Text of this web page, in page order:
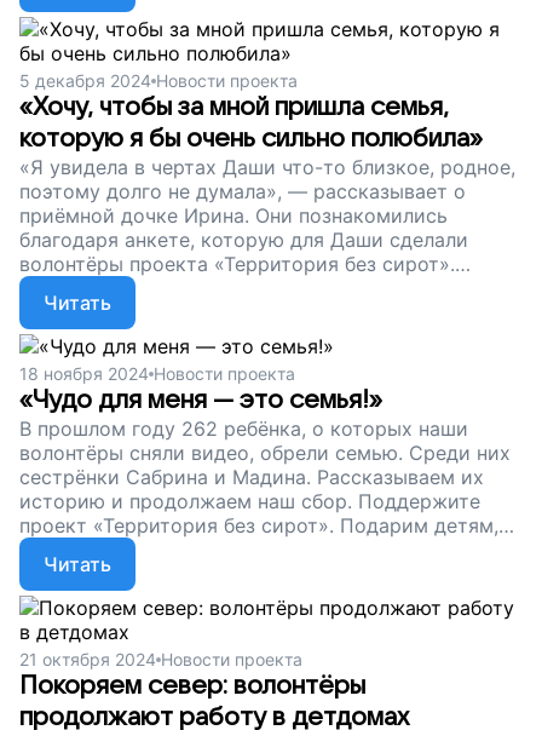
5 декабря 2024 Новости проекта
«Хочу, чтобы за мной пришла семья,
которую я бы очень сильно полюбила»
«Я увидела в чертах Даши что-то близкое, родное,
поэтому долго не думала», — рассказывает о
приёмной дочке Ирина. Они познакомились
благодаря анкете, которую для Даши сделали
волонтёры проекта «Территория без сирот».
Сейчас девочка уже дома. Друзья, поддержите
нашу команду. Пусть волонтёры продолжают
ездить по детским домам. Пусть дети и родители
находят друг друга!
Читать
18 ноября 2024 Новости проекта
«Чудо для меня — это семья!»
В прошлом году 262 ребёнка, о которых наши
волонтёры сняли видео, обрели семью. Среди них
сестрёнки Сабрина и Мадина. Рассказываем их
историю и продолжаем наш сбор. Поддержите
проект «Территория без сирот». Подарим детям,
которые растут без родителей, шанс на
счастливое будущее!
Читать
21 октября 2024 Новости проекта
Покоряем север: волонтёры
продолжают работу в детдомах